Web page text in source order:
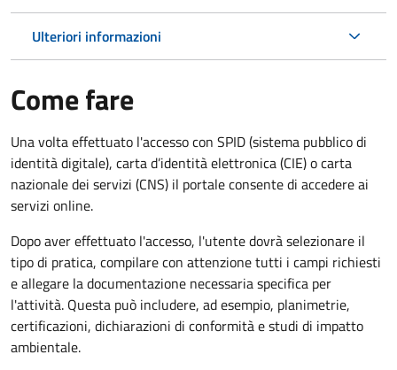
Ulteriori informazioni
Come fare
Una volta effettuato l'accesso con SPID (sistema pubblico di
identità digitale), carta d’identità elettronica (CIE) o carta
nazionale dei servizi (CNS) il portale consente di accedere ai
servizi online.
Dopo aver effettuato l'accesso, l'utente dovrà selezionare il
tipo di pratica, compilare con attenzione tutti i campi richiesti
e allegare la documentazione necessaria specifica per
l'attività. Questa può includere, ad esempio, planimetrie,
certificazioni, dichiarazioni di conformità e studi di impatto
ambientale.